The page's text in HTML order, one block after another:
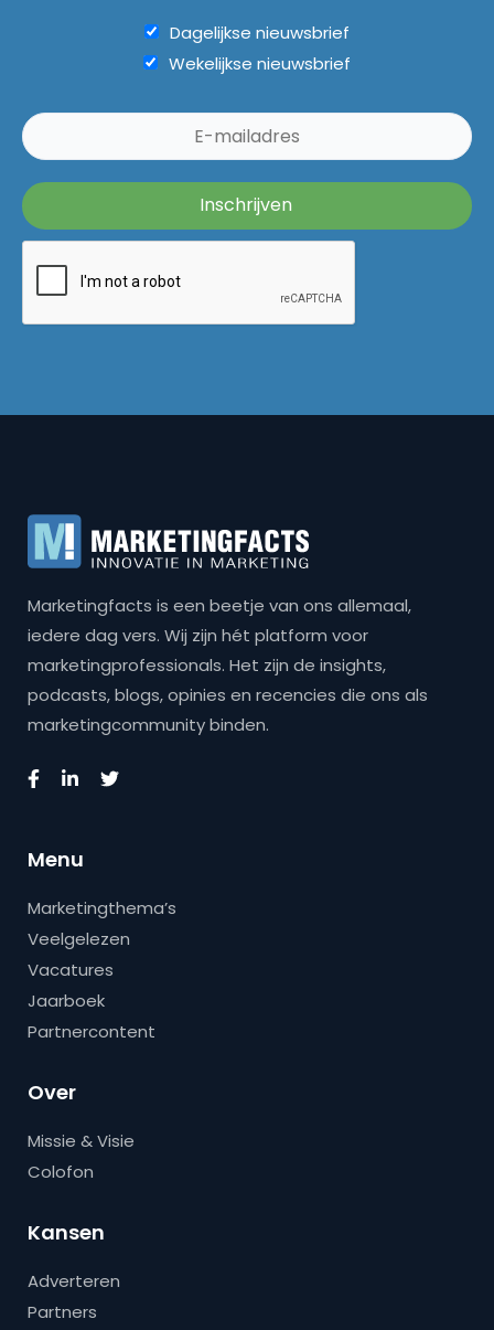
Dagelijkse nieuwsbrief
Wekelijkse nieuwsbrief
Marketingfacts is een beetje van ons allemaal,
iedere dag vers. Wij zijn hét platform voor
marketingprofessionals. Het zijn de insights,
podcasts, blogs, opinies en recencies die ons als
marketingcommunity binden.
Menu
Marketingthema’s
Veelgelezen
Vacatures
Jaarboek
Partnercontent
Over
Missie & Visie
Colofon
Kansen
Adverteren
Partners